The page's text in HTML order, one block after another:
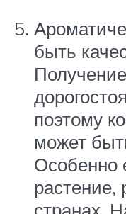
быть
поэтому
может
Особенно
растение,